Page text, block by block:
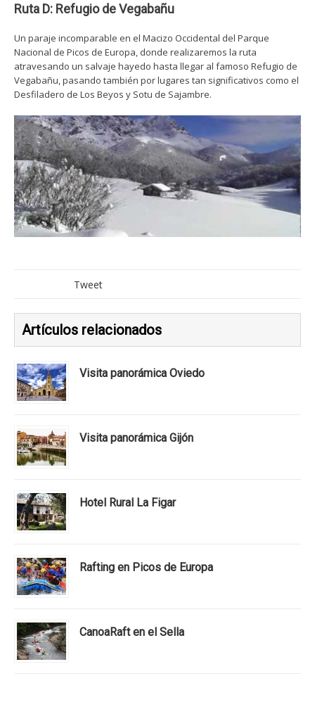
Ruta D: Refugio de Vegabañu
Un paraje incomparable en el Macizo Occidental del Parque
Nacional de Picos de Europa, donde realizaremos la ruta
atravesando un salvaje hayedo hasta llegar al famoso Refugio de
Vegabañu, pasando también por lugares tan significativos como el
Desfiladero de Los Beyos y Sotu de Sajambre.
Tweet
Artículos relacionados
Visita panorámica Oviedo
Visita panorámica Gijón
Hotel Rural La Figar
Rafting en Picos de Europa
CanoaRaft en el Sella